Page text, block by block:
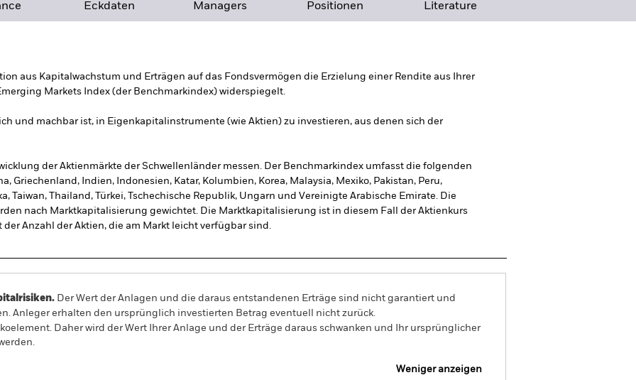
Eckdaten Managers Positionen Literature
aus Kapitalwachstum und Erträgen auf das Fondsvermögen die Erzielung einer Rendite aus Ihrer
Markets Index (der Benchmarkindex) widerspiegelt.
und machbar ist, in Eigenkapitalinstrumente (wie Aktien) zu investieren, aus denen sich der
der Aktienmärkte der Schwellenländer messen. Der Benchmarkindex umfasst die folgenden
Griechenland, Indien, Indonesien, Katar, Kolumbien, Korea, Malaysia, Mexiko, Pakistan, Peru,
Taiwan, Thailand, Türkei, Tschechische Republik, Ungarn und Vereinigte Arabische Emirate. Die
nach Marktkapitalisierung gewichtet. Die Marktkapitalisierung ist in diesem Fall der Aktienkurs
Anzahl der Aktien, die am Markt leicht verfügbar sind.
Der Wert der Anlagen und die daraus entstandenen Erträge sind nicht garantiert und
Anleger erhalten den ursprünglich investierten Betrag eventuell nicht zurück.
Daher wird der Wert Ihrer Anlage und der Erträge daraus schwanken und Ihr ursprünglicher
Weniger anzeigen